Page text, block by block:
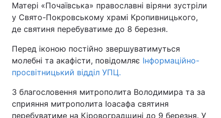
Матері «Почаївська» православні віряни зустріли
у Свято-Покровському храмі Кропивницького,
де святиня перебуватиме до 8 березня.
Перед іконою постійно звершуватимуться
молебні та акафісти, повідомляє Інформаційно-
просвітницький відділ УПЦ.
З благословення митрополита Володимира та за
сприяння митрополита Іоасафа святиня
перебуватиме на Кіровоградщині до 9 березня. У